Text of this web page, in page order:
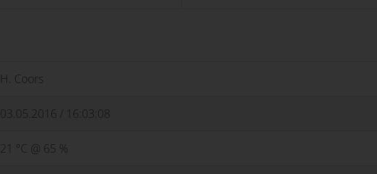
H. Coors
03.05.2016 / 16:03:08
21 °C @ 65 %